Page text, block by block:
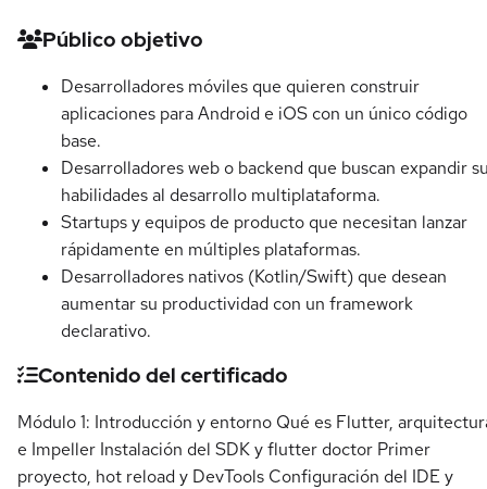
Detalles del curso
Público objetivo
Desarrolladores móviles que quieren construir
aplicaciones para Android e iOS con un único código
base.
Desarrolladores web o backend que buscan expandir
habilidades al desarrollo multiplataforma.
Startups y equipos de producto que necesitan lanzar
rápidamente en múltiples plataformas.
Desarrolladores nativos (Kotlin/Swift) que desean
aumentar su productividad con un framework
declarativo.
Contenido del certificado
Módulo 1: Introducción y entorno Qué es Flutter,
e Impeller Instalación del SDK y flutter doctor Primer
proyecto, hot reload y DevTools Configuración del IDE y